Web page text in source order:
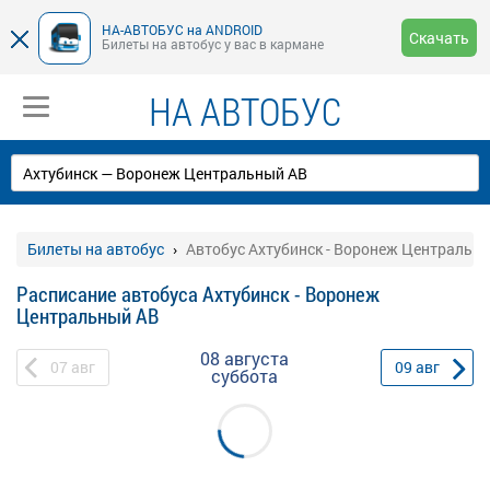
НА-АВТОБУС на ANDROID
Билеты на автобус у вас в кармане
Скачать
НА АВТОБУС
Билеты на автобус Автобус Ахтубинск - Воронеж
Расписание автобуса Ахтубинск - Воронеж
Центральный АВ
07 авг 08 августа
суббота 09 авг